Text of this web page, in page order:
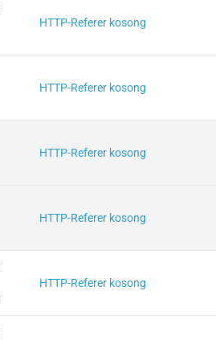
HTTP-Referer kosong
HTTP-Referer kosong
HTTP-Referer kosong
HTTP-Referer kosong
HTTP-Referer kosong